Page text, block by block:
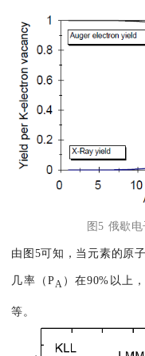
图5 俄歇
由图5可知，当元素的原
几率（PA ）在90%以上
等。